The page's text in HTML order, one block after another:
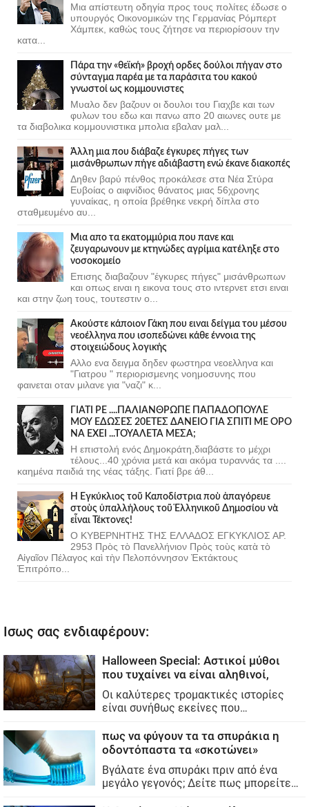
Μια απίστευτη οδηγία προς τους πολίτες έδωσε ο
υπουργός Οικονομικών της Γερμανίας Ρόμπερτ
Χάμπεκ, καθώς τους ζήτησε να περιορίσουν την
κατα...
Πάρα την «θεϊκή» βροχή ορδες δούλοι πήγαν στο
σύνταγμα παρέα με τα παράσιτα του κακού
γνωστοί ως κομμουνιστες
Μυαλο δεν βαζουν οι δουλοι του Γιαχβε και των
φυλων του εδω και πανω απο 20 αιωνες ουτε με
τα διαβολικα κομμουνιστικα μπολια εβαλαν μαλ...
Άλλη μια που διάβαζε έγκυρες πήγες των
μισάνθρωπων πήγε αδιάβαστη ενώ έκανε διακοπές
Δηθεν βαρύ πένθος προκάλεσε στα Νέα Στύρα
Ευβοίας ο αιφνίδιος θάνατος μιας 56χρονης
γυναίκας, η οποία βρέθηκε νεκρή δίπλα στο
σταθμευμένο αυ...
Μια απο τα εκατομμύρια που πανε και
ζευγαρωνουν με κτηνώδες αγρίμια κατέληξε στο
νοσοκομείο
Επισης διαβαζουν "έγκυρες πήγες" μισάνθρωπων
και οπως ειναι η εικονα τους στο ιντερνετ ετσι ειναι
και στην ζωη τους, τουτεστιν ο...
Ακούστε κάποιον Γάκη που ειναι δείγμα του μέσου
νεοέλληνα που ισοπεδώνει κάθε έννοια της
στοιχειώδους λογικής
Αλλο ενα δειγμα δηδεν φωστηρα νεοελληνα και
"Γιατρου " περιορισμενης νοημοσυνης που
φαινεται οταν μιλανε για "ναζι" κ...
ΓΙΑΤΙ ΡΕ ....ΠΑΛΙΑΝΘΡΩΠΕ ΠΑΠΑΔΟΠΟΥΛΕ
ΜΟΥ ΕΔΩΣΕΣ 20ΕΤΕΣ ΔΑΝΕΙΟ ΓΙΑ ΣΠΙΤΙ ΜΕ ΟΡΟ
ΝΑ ΕΧΕΙ ...ΤΟΥΑΛΕΤΑ ΜΕΣΑ;
Η επιστολή ενός Δημοκράτη,διαβάστε το μέχρι
τέλους...40 χρόνια μετά και ακόμα τυραννάς τα ....
καημένα παιδιά της νέας τάξης. Γιατί βρε άθ...
Ἡ Ἐγκύκλιος τοῦ Καποδίστρια ποὺ ἀπαγόρευε
στοὺς ὑπαλλήλους τοῦ Ἑλληνικοῦ Δημοσίου νὰ
εἶναι Τέκτονες!
Ο ΚΥΒΕΡΝΗΤΗΣ ΤΗΣ ΕΛΛΑΔΟΣ ΕΓΚΥΚΛΙΟΣ ΑΡ.
2953 Πρὸς τὸ Πανελλήνιον Πρὸς τοὺς κατὰ τὸ
Αἰγαῖον Πέλαγος καὶ τὴν Πελοπόννησον Ἐκτάκτους
Ἐπιτρόπο...